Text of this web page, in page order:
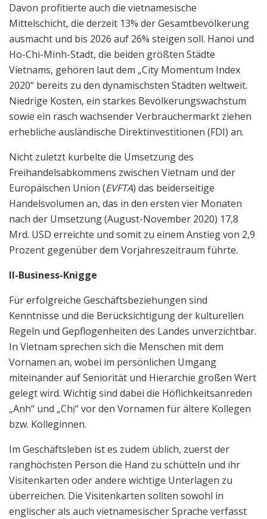
Davon profitierte auch die vietnamesische
Mittelschicht, die derzeit 13% der Gesamtbevölkerung
ausmacht und bis 2026 auf 26% steigen soll. Hanoi und
Ho-Chi-Minh-Stadt, die beiden größten Städte
Vietnams, gehören laut dem „City Momentum Index
2020“ bereits zu den dynamischsten Städten weltweit.
Niedrige Kosten, ein starkes Bevölkerungswachstum
sowie ein rasch wachsender Verbrauchermarkt ziehen
erhebliche ausländische Direktinvestitionen (FDI) an.
Nicht zuletzt kurbelte die Umsetzung des
Freihandelsabkommens zwischen Vietnam und der
Europäischen Union (EVFTA) das beiderseitige
Handelsvolumen an, das in den ersten vier Monaten
nach der Umsetzung (August-November 2020) 17,8
Mrd. USD erreichte und somit zu einem Anstieg von 2,9
Prozent gegenüber dem Vorjahreszeitraum führte.
II-Business-Knigge
Für erfolgreiche Geschäftsbeziehungen sind
Kenntnisse und die Berücksichtigung der kulturellen
Regeln und Gepflogenheiten des Landes unverzichtbar.
In Vietnam sprechen sich die Menschen mit dem
Vornamen an, wobei im persönlichen Umgang
miteinander auf Seniorität und Hierarchie großen Wert
gelegt wird. Wichtig sind dabei die Höflichkeitsanreden
„Anh“ und „Chị“ vor den Vornamen für ältere Kollegen
bzw. Kolleginnen.
Im Geschäftsleben ist es zudem üblich, zuerst der
ranghöchsten Person die Hand zu schütteln und ihr
Visitenkarten oder andere wichtige Unterlagen zu
überreichen. Die Visitenkarten sollten sowohl in
englischer als auch vietnamesischer Sprache verfasst